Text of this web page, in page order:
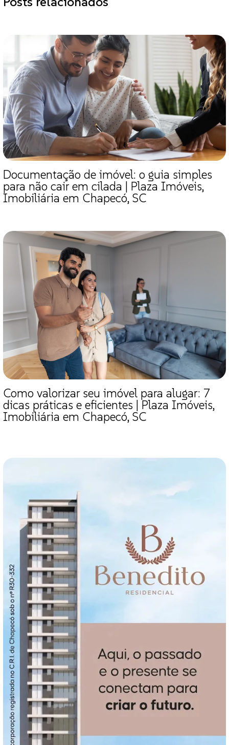
Documentação de imóvel: o guia simples
para não cair em cilada | Plaza Imóveis,
Imobiliária em Chapecó, SC
Como valorizar seu imóvel para alugar: 7
dicas práticas e eficientes | Plaza Imóveis,
Imobiliária em Chapecó, SC